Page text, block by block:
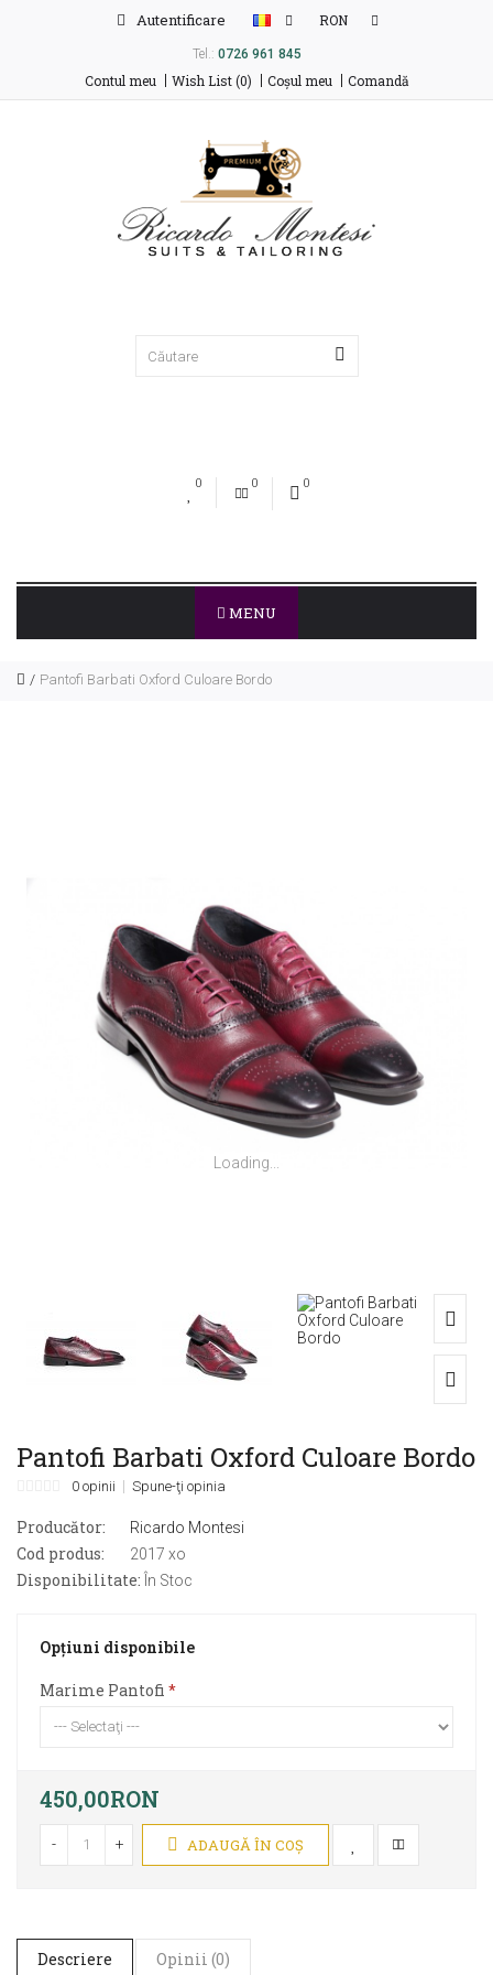
Autentificare RON
Tel.: 0726 961 845
Contul meu Wish List (0) Coşul meu Comandă
0 0 0
MENU
Pantofi Barbati Oxford Culoare Bordo
Loading...
Pantofi Barbati Oxford Culoare Bordo
0 opinii Spune-ţi opinia
Producător: Ricardo Montesi
Cod produs: 2017 xo
Disponibilitate: În Stoc
Opţiuni disponibile
Marime Pantofi
450,00RON
- + ADAUGĂ ÎN COŞ
Descriere Opinii (0)